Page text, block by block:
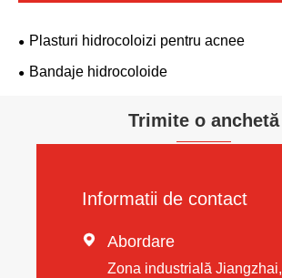
Plasturi hidrocoloizi pentru acnee
Bandaje hidrocoloide
Trimite o anchetă
Informatii de contact
 Abordare
Zona industrială Jiangzhai,